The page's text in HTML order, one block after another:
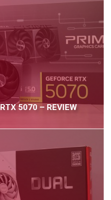
5070 – REVIEW